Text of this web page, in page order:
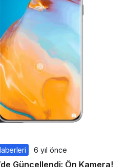
6 yıl önce
Güncellendi: Ön Kamera!